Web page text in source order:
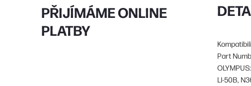
PŘIJÍMÁME ONLINE
PLATBY
Part
OLYMPUS:
LI-50B,